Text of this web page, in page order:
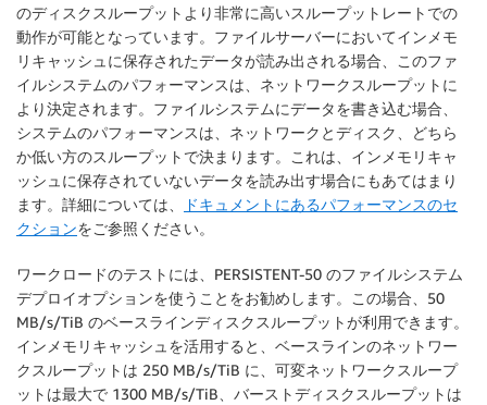
のディスクスループットより非常に高いスループットレートでの
動作が可能となっています。ファイルサーバーにおいてインメモ
リキャッシュに保存されたデータが読み出される場合、このファ
イルシステムのパフォーマンスは、ネットワークスループットに
より決定されます。ファイルシステムにデータを書き込む場合、
システムのパフォーマンスは、ネットワークとディスク、どちら
か低い方のスループットで決まります。これは、インメモリキャ
ッシュに保存されていないデータを読み出す場合にもあてはまり
ます。詳細については、
ドキュメントにあるパフォーマンスのセ
クションをご参照ください。
ワークロードのテストには、PERSISTENT-50 のファイルシステム
デプロイオプションを使うことをお勧めします。この場合、50
MB/s/TiB のベースラインディスクスループットが利用できます。
インメモリキャッシュを活用すると、ベースラインのネットワー
クスループットは 250 MB/s/TiB に、可変ネットワークスループ
ットは最大で 1300 MB/s/TiB、バーストディスクスループットは